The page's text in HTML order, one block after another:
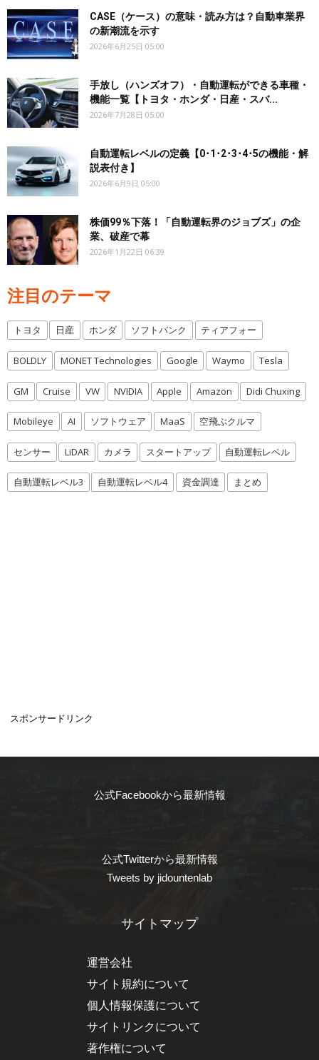
CASE（ケース）の意味・読み方は？自動車業界
の新潮流を示す
2026年6月25日 05:00
手放し（ハンズオフ）・自動運転ができる車種・
機能一覧【トヨタ・ホンダ・日産・スバ...
2026年7月28日 05:00
自動運転レベルの定義【0･1･2･3･4･5の機能・解
説表付き】
2026年6月9日 05:00
株価99％下落！「自動運転界のジョブズ」の企
業、破産で幕
2026年1月22日 06:39
注目のテーマ
トヨタ 日産 ホンダ ソフトバンク ティアフォー
BOLDLY MONET Technologies Google Waymo Tesla
GM Cruise VW NVIDIA Apple Amazon Didi Chuxing
Mobileye AI ソフトウェア MaaS 空飛ぶクルマ
センサー LiDAR カメラ スタートアップ 自動運転レベル
自動運転レベル3 自動運転レベル4 資金調達 まとめ
スポンサードリンク
公式Facebookから最新情報
公式Twitterから最新情報
Tweets by jidountenlab
サイトマップ
運営会社
サイト規約について
個人情報保護について
サイトリンクについて
著作権について